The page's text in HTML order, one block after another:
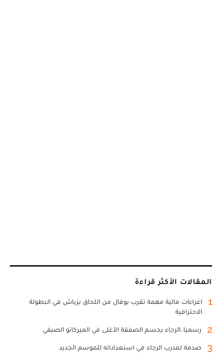
المقالات الأكثر قراءة
1
اغراءات مالية مهمة تقرب بوفال من اللحاق بزياش في البطولة
الاحترافية
2 رسميا..الرجاء يحسم الصفقة الأغلى في الميركاتو الصيفي
3 صدمة لمدرب الرجاء في استعداداته للموسم الجديد